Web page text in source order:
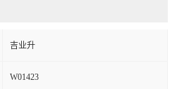
吉业升
W01423